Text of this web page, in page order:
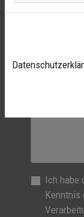
Um welches
Zeitrahmen
Ich habe
Kenntnis